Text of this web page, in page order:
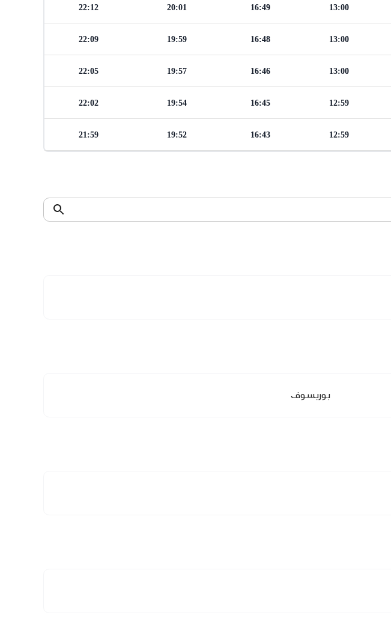
13:00
16:49
20:01
22:12
13:00
16:48
19:59
22:09
13:00
16:46
19:57
22:05
12:59
16:45
19:54
22:02
12:59
16:43
19:52
21:59
بوريسوف